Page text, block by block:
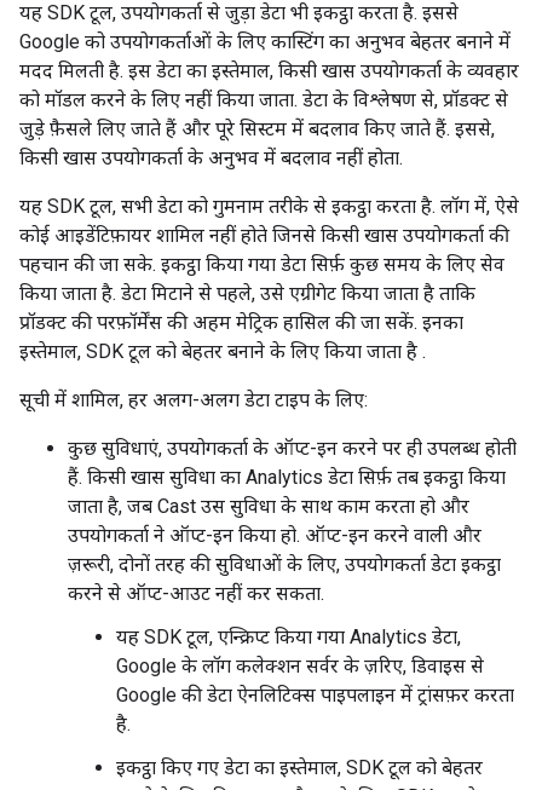
यह SDK टूल, उपयोगकर्ता से जुड़ा डेटा भी इकट्ठा करता है. इससे
Google को उपयोगकर्ताओं के लिए कास्टिंग का अनुभव बेहतर बनाने में
मदद मिलती है. इस डेटा का इस्तेमाल, किसी खास उपयोगकर्ता के व्यवहार
को मॉडल करने के लिए नहीं किया जाता. डेटा के विश्लेषण से, प्रॉडक्ट से
जुड़े फ़ैसले लिए जाते हैं और पूरे सिस्टम में बदलाव किए जाते हैं. इससे,
किसी खास उपयोगकर्ता के अनुभव में बदलाव नहीं होता.
यह SDK टूल, सभी डेटा को गुमनाम तरीके से इकट्ठा करता है. लॉग में, ऐसे
कोई आइडेंटिफ़ायर शामिल नहीं होते जिनसे किसी खास उपयोगकर्ता की
पहचान की जा सके. इकट्ठा किया गया डेटा सिर्फ़ कुछ समय के लिए सेव
किया जाता है. डेटा मिटाने से पहले, उसे एग्रीगेट किया जाता है ताकि
प्रॉडक्ट की परफ़ॉर्मेंस की अहम मेट्रिक हासिल की जा सकें. इनका
इस्तेमाल, SDK टूल को बेहतर बनाने के लिए किया जाता है .
सूची में शामिल, हर अलग-अलग डेटा टाइप के लिए:
कुछ सुविधाएं, उपयोगकर्ता के ऑप्ट-इन करने पर ही उपलब्ध होती
हैं. किसी खास सुविधा का Analytics डेटा सिर्फ़ तब इकट्ठा किया
जाता है, जब Cast उस सुविधा के साथ काम करता हो और
उपयोगकर्ता ने ऑप्ट-इन किया हो. ऑप्ट-इन करने वाली और
ज़रूरी, दोनों तरह की सुविधाओं के लिए, उपयोगकर्ता डेटा इकट्ठा
करने से ऑप्ट-आउट नहीं कर सकता.
यह SDK टूल, एन्क्रिप्ट किया गया Analytics डेटा,
Google के लॉग कलेक्शन सर्वर के ज़रिए, डिवाइस से
Google की डेटा ऐनलिटिक्स पाइपलाइन में ट्रांसफ़र करता
है.
इकट्ठा किए गए डेटा का इस्तेमाल, SDK टूल को बेहतर